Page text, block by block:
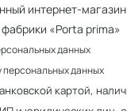
интернет-магазин
«Porta prima»
данных
персональных данных
картой,